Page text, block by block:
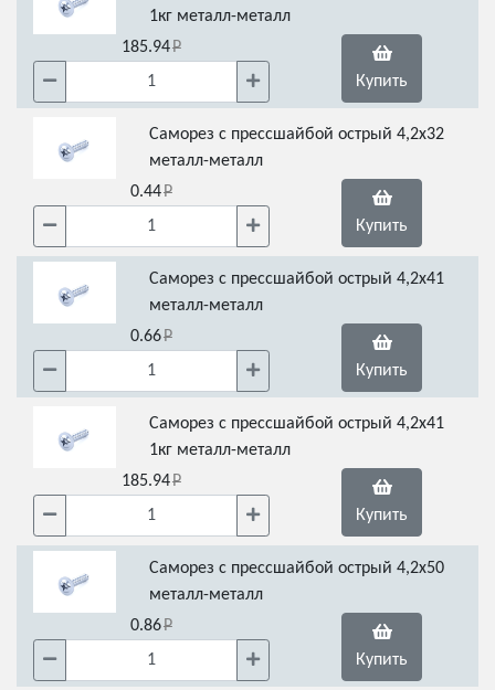
1кг металл-металл
185.94
Купить
Саморез с прессшайбой острый 4,2х32
металл-металл
0.44
Купить
Саморез с прессшайбой острый 4,2х41
металл-металл
0.66
Купить
Саморез с прессшайбой острый 4,2х41
1кг металл-металл
185.94
Купить
Саморез с прессшайбой острый 4,2х50
металл-металл
0.86
Купить